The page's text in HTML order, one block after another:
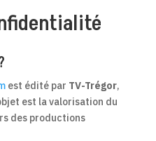
est édité par TV-Trégor,
est la valorisation du
des productions